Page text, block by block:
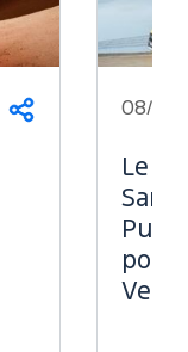
Partager 08/07/
Le
Sans
pour